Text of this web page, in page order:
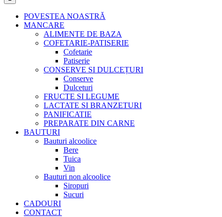
POVESTEA NOASTRĂ
MANCARE
ALIMENTE DE BAZA
COFETARIE-PATISERIE
Cofetarie
Patiserie
CONSERVE SI DULCEȚURI
Conserve
Dulceturi
FRUCTE SI LEGUME
LACTATE SI BRANZETURI
PANIFICATIE
PREPARATE DIN CARNE
BAUTURI
Bauturi alcoolice
Bere
Tuica
Vin
Bauturi non alcoolice
Siropuri
Sucuri
CADOURI
CONTACT